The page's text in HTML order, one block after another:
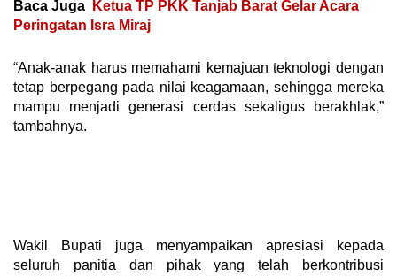
Baca Juga
Ketua TP PKK Tanjab Barat Gelar Acara
Peringatan Isra Miraj
“Anak-anak harus memahami kemajuan teknologi dengan
tetap berpegang pada nilai keagamaan, sehingga mereka
mampu menjadi generasi cerdas sekaligus berakhlak,”
tambahnya.
Wakil Bupati juga menyampaikan apresiasi kepada
seluruh panitia dan pihak yang telah berkontribusi